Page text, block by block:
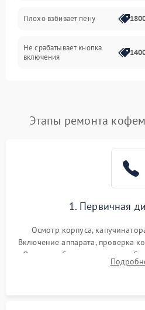
Программное обеспечение
Плохо взбивает пену
Не срабатывает кнопка
включения
Постоянные сбои в работе
Этапы ремонта
1. Первичная
Осмотр корпуса,
Включение аппарата, проверка
Оценка работы помпы,
Измерение температуры и